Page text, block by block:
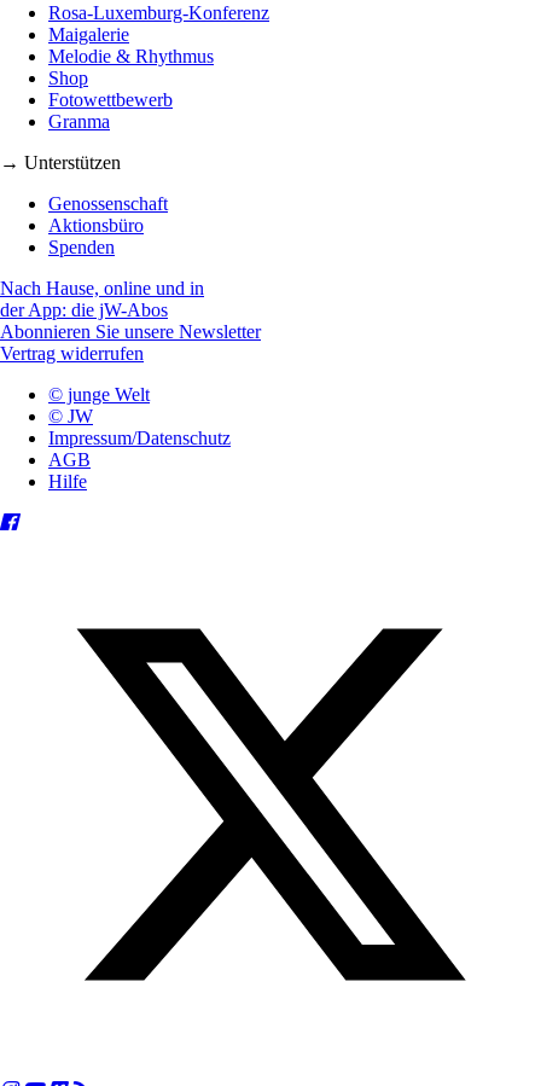
Rosa-Luxemburg-Konferenz
Maigalerie
Melodie & Rhythmus
Shop
Fotowettbewerb
Granma
→ Unterstützen
Genossenschaft
Aktionsbüro
Spenden
Nach Hause, online und in
der App: die jW-Abos
Abonnieren Sie unsere Newsletter
Vertrag widerrufen
© junge Welt
© JW
Impressum/Datenschutz
AGB
Hilfe